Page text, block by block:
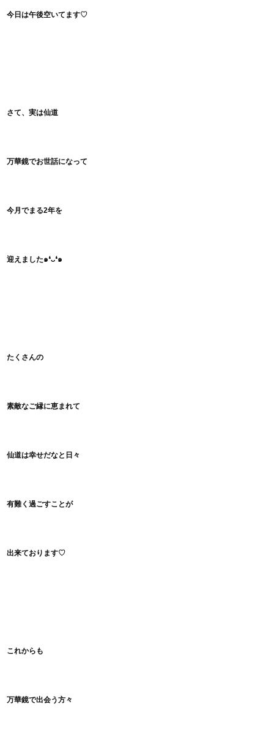
今日は午後空いてます♡
さて、実は仙道
万華鏡でお世話になって
今月でまる2年を
迎えました๑❛ᴗ❛๑
たくさんの
素敵なご縁に恵まれて
仙道は幸せだなと日々
有難く過ごすことが
出来ております♡
これからも
万華鏡で出会う方々